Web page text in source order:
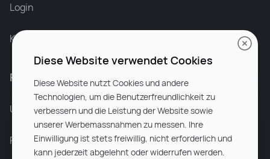
Login
Karriere bei Rocken
Für Unternehmen
Unsere Dienstleistungen
Partnerunternehmen
Diese Website verwendet Cookies
Diese Website nutzt Cookies und andere
Technologien, um die Benutzerfreundlichkeit zu
verbessern und die Leistung der Website sowie
unserer Werbemassnahmen zu messen. Ihre
Einwilligung ist stets freiwillig, nicht erforderlich und
kann jederzeit abgelehnt oder widerrufen werden.